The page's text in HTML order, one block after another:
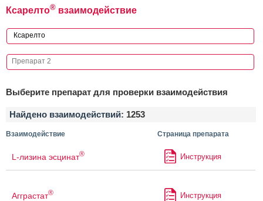
Ксарелто® взаимодействие
Выберите препарат для проверки взаимодействия
Найдено взаимодействий: 1253
Взаимодействие Страница препарата
L-лизина эсцинат® Инструкция
Агграстат® Инструкция